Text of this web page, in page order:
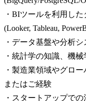
・BIツールを利用し
(Looker, Tableau,
・データ基盤や分析
・統計学の知識、機
・製造業領域やグロ
またはご経験
・スタートアップで